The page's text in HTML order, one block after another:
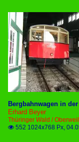
Bergbahnwagen in
Erhard Beyer
Thüringer Wald /
 552 1024x768 Px,